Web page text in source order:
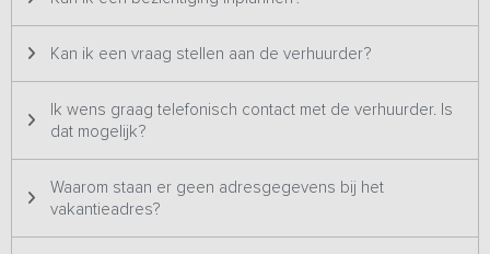
Kan ik een vraag stellen aan de verhuurder?
Ik wens graag telefonisch contact met de verhuurder. Is
dat mogelijk?
Waarom staan er geen adresgegevens bij het
vakantieadres?